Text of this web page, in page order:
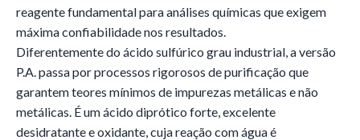
reagente fundamental para análises químicas que exigem
máxima confiabilidade nos resultados.
Diferentemente do ácido sulfúrico grau industrial, a versão
P.A. passa por processos rigorosos de purificação que
garantem teores mínimos de impurezas metálicas e não
metálicas. É um ácido diprótico forte, excelente
desidratante e oxidante, cuja reação com água é